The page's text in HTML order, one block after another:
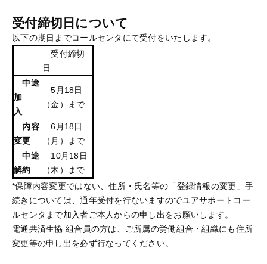
受付締切日について
以下の期日までコールセンタにて受付をいたします。
受付締切
日
中途
加
入
5月18日
（金）まで
内容
変更
6月18日
（月）まで
中途
解約
10月18日
（木）まで
*保障内容変更ではない、住所・氏名等の「登録情報の変更」手
続きについては、通年受付を行ないますのでユアサポートコー
ルセンタまで加入者ご本人からの申し出をお願いします。
電通共済生協 組合員の方は、ご所属の労働組合・組織にも住所
変更等の申し出を必ず行なってください。